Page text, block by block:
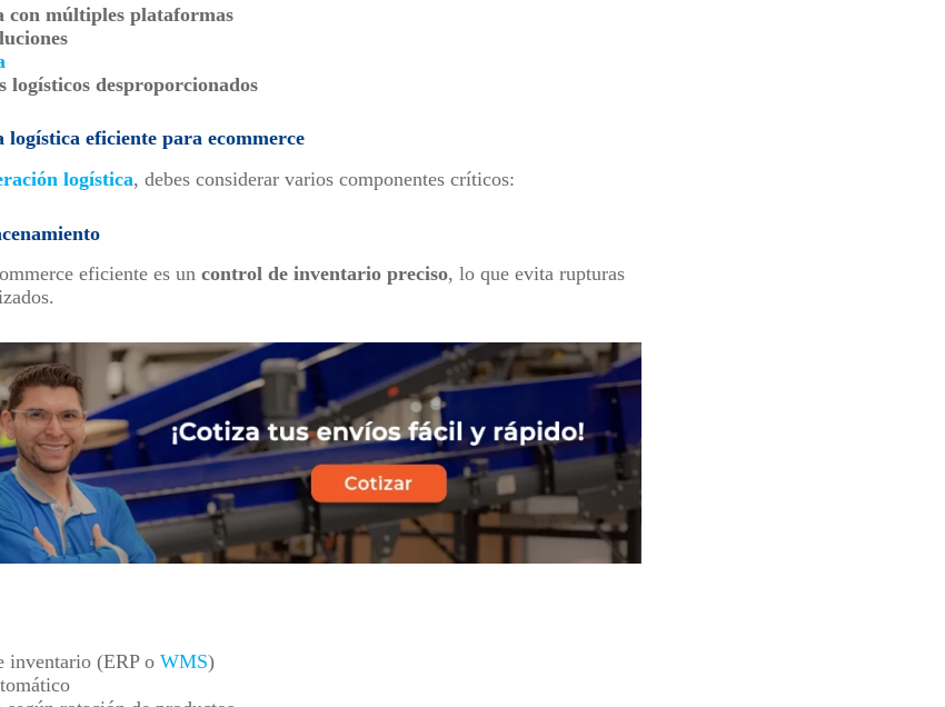
con múltiples plataformas
logísticos desproporcionados
logística eficiente para ecommerce
logística, debes considerar varios componentes críticos:
eficiente es un control de inventario preciso, lo que evita rupturas
inventario (ERP o WMS)